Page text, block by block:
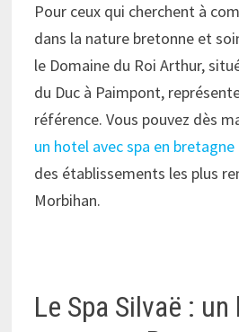
Pour ceux qui cherchent à
dans la nature bretonne et
le Domaine du Roi Arthur,
du Duc à Paimpont,
référence. Vous pouvez dès
un hotel avec spa en bretagne
des établissements les plus
Morbihan.
Le Spa Silvaë : un